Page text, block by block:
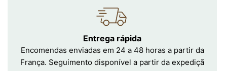
Entrega rápida
Encomendas enviadas em 24 a 48 horas a partir da
França. Seguimento disponível a partir da expediçã